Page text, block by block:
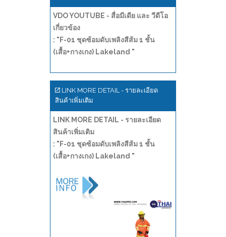
VDO YOUTUBE - สื่อมีเดีย และ วีดีโอ
เกี่ยวข้อง
: "F-01 ชุดซ้อมดับเพลิงสีส้ม 1 ชั้น
(เสื้อ+กางเกง) Lakeland "
LINK MORE DETAIL - รายละเอียด
สินค้าเพิ่มเติม
LINK MORE DETAIL - รายละเอียด
สินค้าเพิ่มเติม
: "F-01 ชุดซ้อมดับเพลิงสีส้ม 1 ชั้น
(เสื้อ+กางเกง) Lakeland "